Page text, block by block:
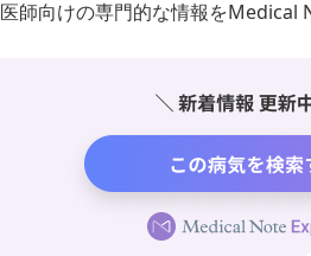
医師向けの専門的な情報をMedical